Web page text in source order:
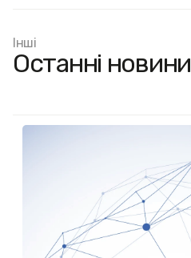
Інші
Останні новини